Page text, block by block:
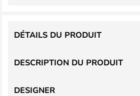
DESCRIPTION DU PRODUIT
DÉTAILS DU PRODUIT
DESIGNER